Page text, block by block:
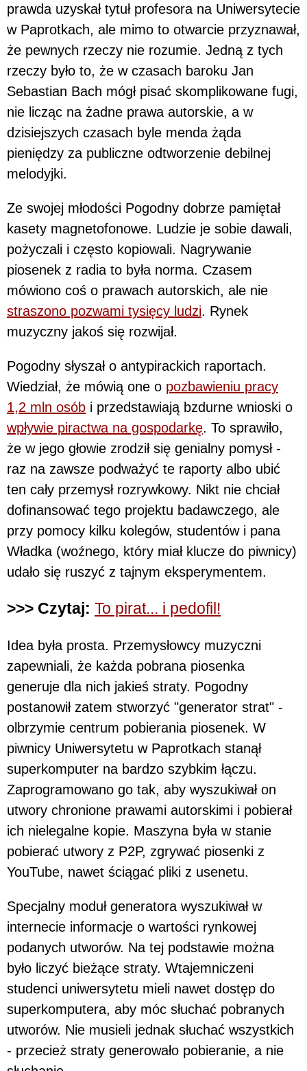
prawda uzyskał tytuł profesora na Uniwersytecie
w Paprotkach, ale mimo to otwarcie przyznawał,
że pewnych rzeczy nie rozumie. Jedną z tych
rzeczy było to, że w czasach baroku Jan
Sebastian Bach mógł pisać skomplikowane fugi,
nie licząc na żadne prawa autorskie, a w
dzisiejszych czasach byle menda żąda
pieniędzy za publiczne odtworzenie debilnej
melodyjki.
Ze swojej młodości Pogodny dobrze pamiętał
kasety magnetofonowe. Ludzie je sobie dawali,
pożyczali i często kopiowali. Nagrywanie
piosenek z radia to była norma. Czasem
mówiono coś o prawach autorskich, ale nie
straszono pozwami tysięcy ludzi. Rynek
muzyczny jakoś się rozwijał.
Pogodny słyszał o antypirackich raportach.
Wiedział, że mówią one o pozbawieniu pracy
1,2 mln osób i przedstawiają bzdurne wnioski o
wpływie piractwa na gospodarkę. To sprawiło,
że w jego głowie zrodził się genialny pomysł -
raz na zawsze podważyć te raporty albo ubić
ten cały przemysł rozrywkowy. Nikt nie chciał
dofinansować tego projektu badawczego, ale
przy pomocy kilku kolegów, studentów i pana
Władka (woźnego, który miał klucze do piwnicy)
udało się ruszyć z tajnym eksperymentem.
>>> Czytaj: To pirat... i pedofil!
Idea była prosta. Przemysłowcy muzyczni
zapewniali, że każda pobrana piosenka
generuje dla nich jakieś straty. Pogodny
postanowił zatem stworzyć "generator strat" -
olbrzymie centrum pobierania piosenek. W
piwnicy Uniwersytetu w Paprotkach stanął
superkomputer na bardzo szybkim łączu.
Zaprogramowano go tak, aby wyszukiwał on
utwory chronione prawami autorskimi i pobierał
ich nielegalne kopie. Maszyna była w stanie
pobierać utwory z P2P, zgrywać piosenki z
YouTube, nawet ściągać pliki z usenetu.
Specjalny moduł generatora wyszukiwał w
internecie informacje o wartości rynkowej
podanych utworów. Na tej podstawie można
było liczyć bieżące straty. Wtajemniczeni
studenci uniwersytetu mieli nawet dostęp do
superkomputera, aby móc słuchać pobranych
utworów. Nie musieli jednak słuchać wszystkich
- przecież straty generowało pobieranie, a nie